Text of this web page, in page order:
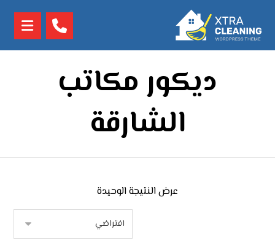
ديكور مكاتب
الشارقة
عرض النتيجة الوحيدة